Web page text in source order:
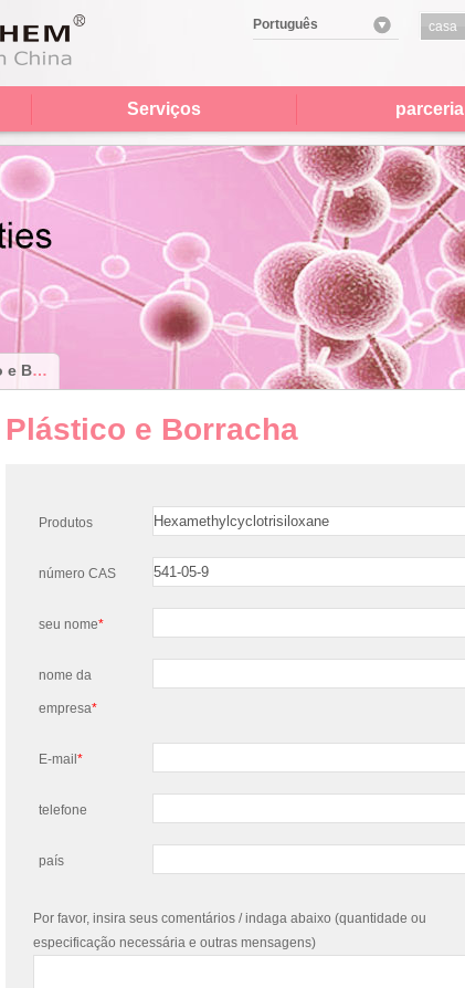
Português casa
Serviços parceria
Plástico e Borracha
Produtos
número CAS
seu nome*
nome da
empresa*
E-mail *
telefone
país
Por favor, insira seus comentários / indaga abaixo (quantidade ou
especificação necessária e outras mensagens)